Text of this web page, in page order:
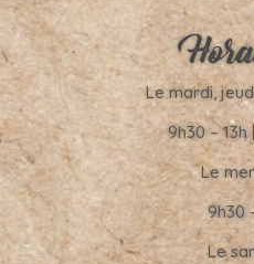
Le mardi,
9h30 – 13h
Le
9h30
Le